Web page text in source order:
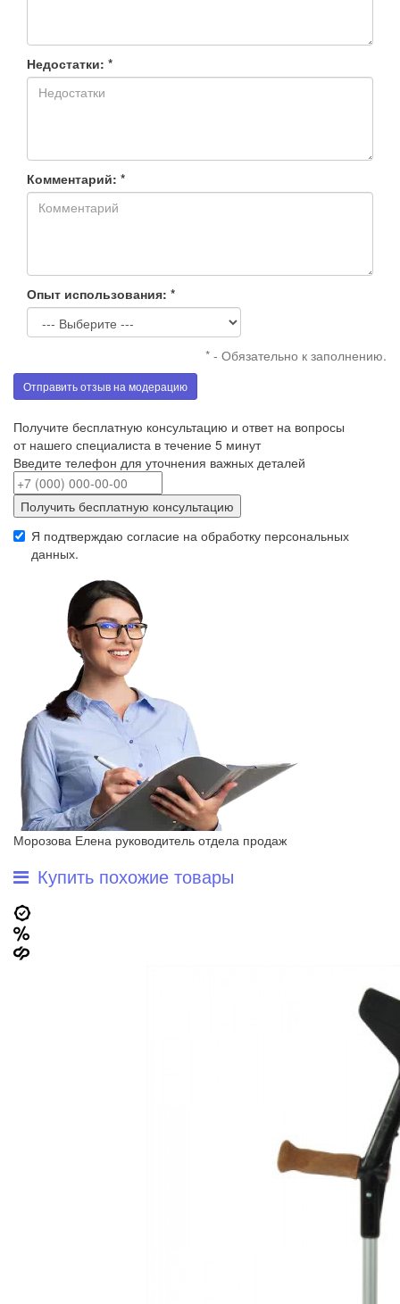
Недостатки: *
Комментарий: *
Опыт использования: *
* - Обязательно к заполнению.
Отправить отзыв на модерацию
Получите бесплатную консультацию и ответ на вопросы
от нашего специалиста в течение 5 минут
Введите телефон для уточнения важных деталей
Получить бесплатную консультацию
Я подтверждаю согласие на обработку персональных
данных.
Морозова Елена руководитель отдела продаж
Купить похожие товары